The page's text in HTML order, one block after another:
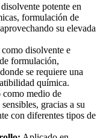
potente en
formulación de
su elevada
disolvente e
formulación,
se requiere una
química.
medio de
gracias a su
con diferentes tipos de